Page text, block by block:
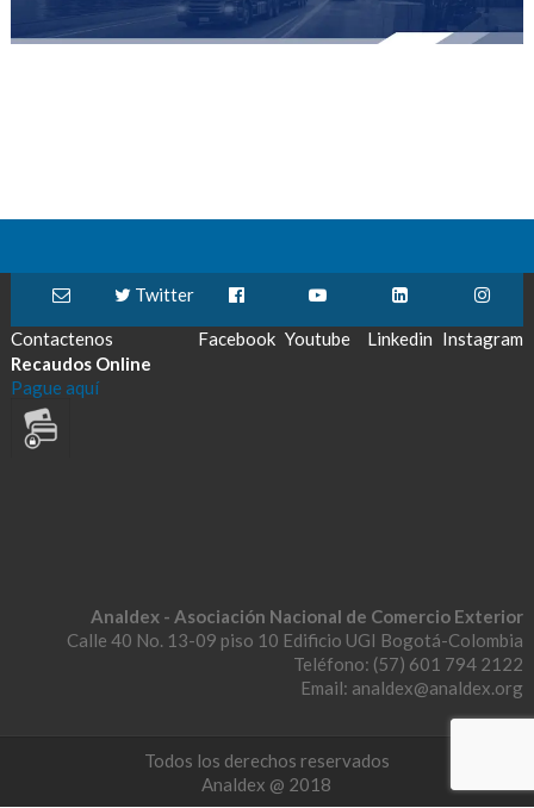
Contactenos
Twitter
Facebook Youtube Linkedin Instagram
Recaudos Online
Pague aquí
Analdex - Asociación Nacional de Comercio Exterior
Calle 40 No. 13-09 piso 10 Edificio UGI Bogotá-Colombia
Teléfono: (57) 601 794 2122
Email: analdex@analdex.org
Todos los derechos reservados
Analdex @ 2018